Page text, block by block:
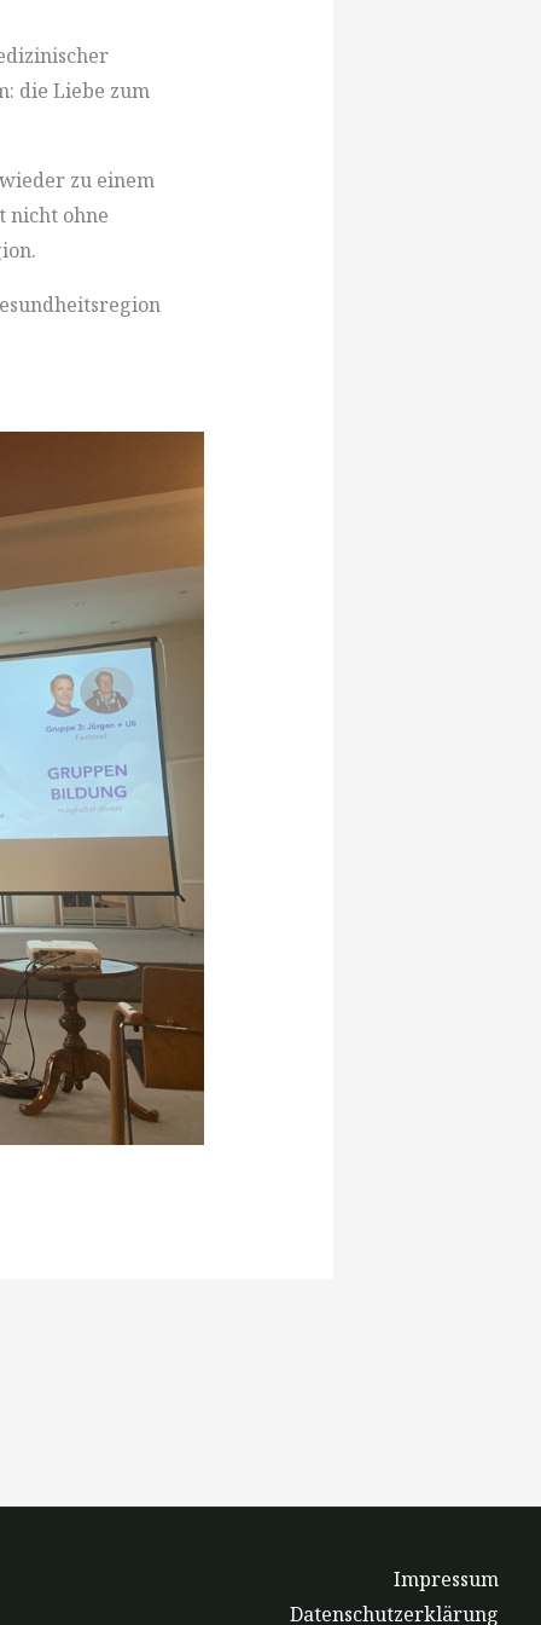
die Liebe zum
zu einem
nicht ohne
Impressum
Datenschutzerklärung